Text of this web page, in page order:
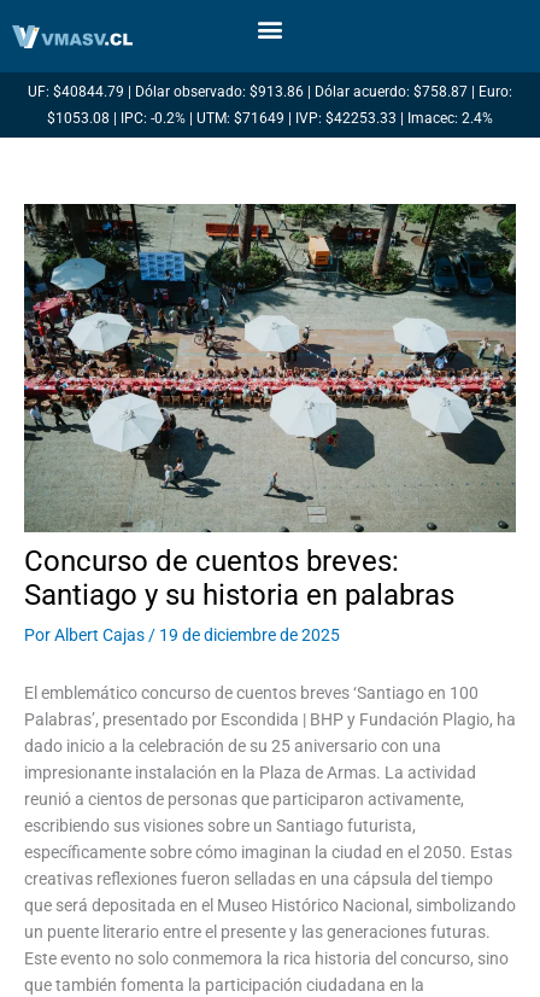
UF: $40844.79 | Dólar observado: $913.86 | Dólar acuerdo: $758.87 | Euro:
$1053.08 | IPC: -0.2% | UTM: $71649 | IVP: $42253.33 | Imacec: 2.4%
Concurso de cuentos breves:
Santiago y su historia en palabras
PorAlbert Cajas / 19 de diciembre de 2025
El emblemático concurso de cuentos breves ‘Santiago en 100
Palabras’, presentado por Escondida | BHP y Fundación Plagio, ha
dado inicio a la celebración de su 25 aniversario con una
impresionante instalación en la Plaza de Armas. La actividad
reunió a cientos de personas que participaron activamente,
escribiendo sus visiones sobre un Santiago futurista,
específicamente sobre cómo imaginan la ciudad en el 2050. Estas
creativas reflexiones fueron selladas en una cápsula del tiempo
que será depositada en el Museo Histórico Nacional, simbolizando
un puente literario entre el presente y las generaciones futuras.
Este evento no solo conmemora la rica historia del concurso, sino
que también fomenta la participación ciudadana en la